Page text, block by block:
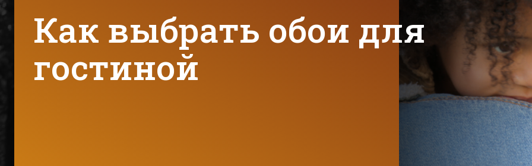
Как выбрать обои для
гостиной